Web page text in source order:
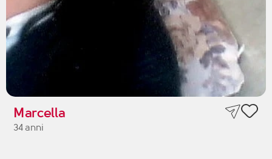
Marcella
34 anni